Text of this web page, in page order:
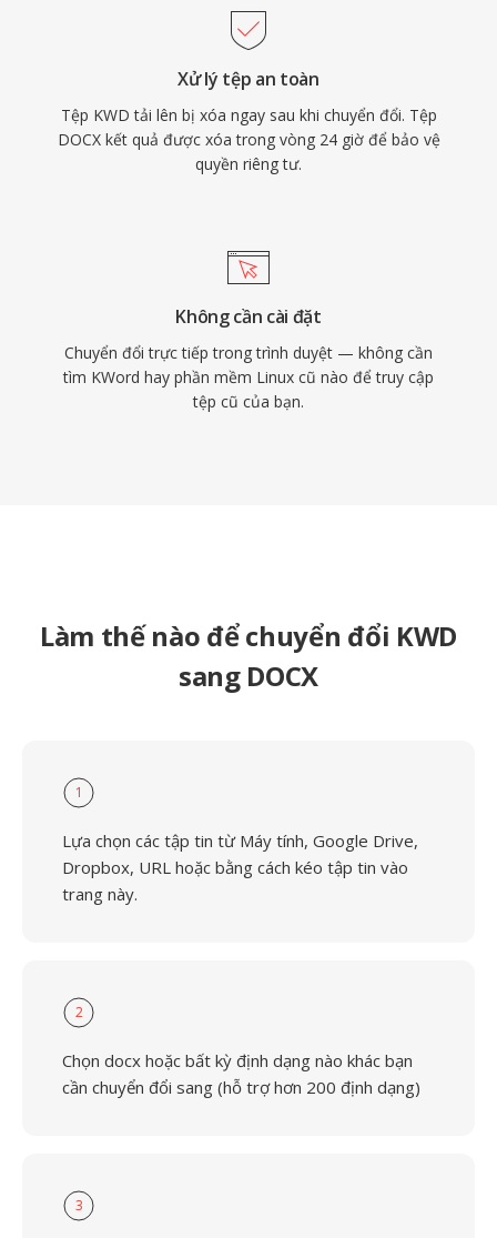
Xử lý tệp an toàn
Tệp KWD tải lên bị xóa ngay sau khi chuyển đổi. Tệp
DOCX kết quả được xóa trong vòng 24 giờ để bảo vệ
quyền riêng tư.
Không cần cài đặt
Chuyển đổi trực tiếp trong trình duyệt — không cần
tìm KWord hay phần mềm Linux cũ nào để truy cập
tệp cũ của bạn.
Làm thế nào để chuyển đổi KWD
sang DOCX
1
Lựa chọn các tập tin từ Máy tính, Google Drive,
Dropbox, URL hoặc bằng cách kéo tập tin vào
trang này.
2
Chọn docx hoặc bất kỳ định dạng nào khác bạn
cần chuyển đổi sang (hỗ trợ hơn 200 định dạng)
3